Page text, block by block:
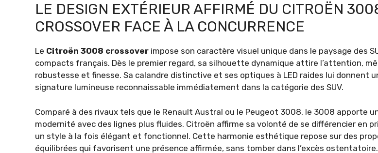
LE DESIGN EXTÉRIEUR AFFIRMÉ DU CITROËN
CROSSOVER FACE À LA CONCURRENCE
Le Citroën 3008 crossover impose son caractère visuel unique dans le paysage des
compacts français. Dès le premier regard, sa silhouette dynamique attire l’attention,
robustesse et finesse. Sa calandre distinctive et ses optiques à LED raides lui donnent
signature lumineuse reconnaissable immédiatement dans la catégorie des SUV.
Comparé à des rivaux tels que le Renault Austral ou le Peugeot 3008, le 3008 apporte
modernité avec des lignes plus fluides. Citroën affirme sa volonté de se différencier en
un style à la fois élégant et fonctionnel. Cette harmonie esthétique repose sur des
équilibrées qui favorisent une présence affirmée, sans tomber dans l’excès ostentatoire.